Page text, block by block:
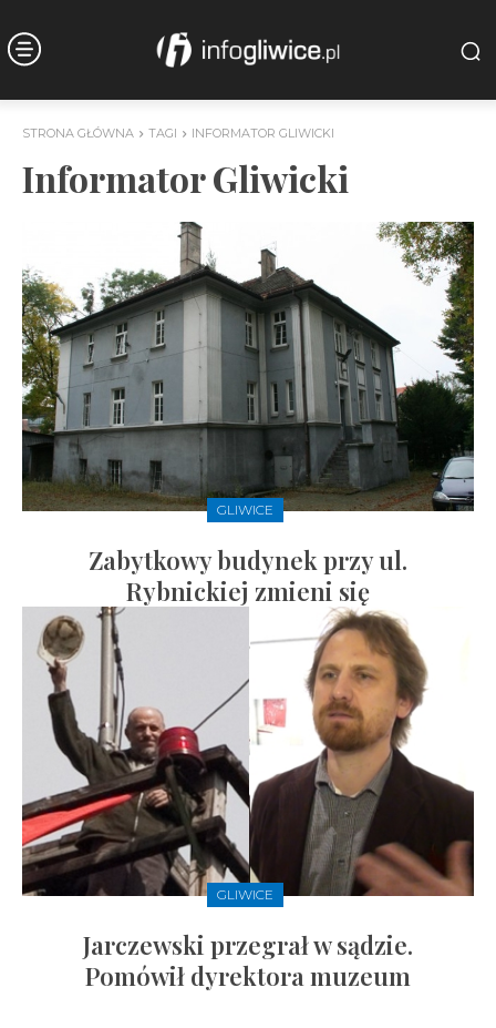
STRONA GŁÓWNA TAGI INFORMATOR GLIWICKI
Informator Gliwicki
GLIWICE
Zabytkowy budynek przy ul.
Rybnickiej zmieni się
GLIWICE
Jarczewski przegrał w sądzie.
Pomówił dyrektora muzeum